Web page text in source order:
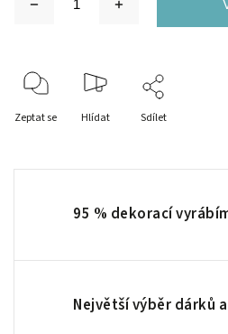
Zeptat se Hlídat Sdílet
95 % dekorací
Největší výběr dárků